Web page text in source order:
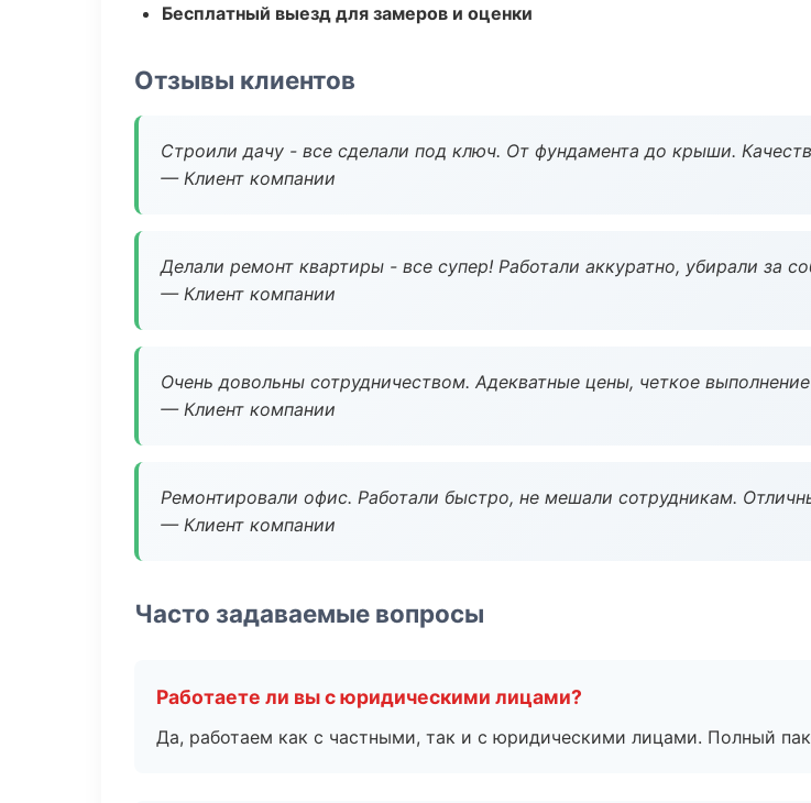
Бесплатный выезд для замеров и оценки
Отзывы клиентов
Строили дачу - все сделали под ключ. От фундамента до крыши.
— Клиент компании
Делали ремонт квартиры - все супер! Работали аккуратно, убирали за
— Клиент компании
Очень довольны сотрудничеством. Адекватные цены, четкое
— Клиент компании
Ремонтировали офис. Работали быстро, не мешали сотрудникам.
— Клиент компании
Часто задаваемые вопросы
Работаете ли вы с юридическими лицами?
Да, работаем как с частными, так и с юридическими лицами. Полный